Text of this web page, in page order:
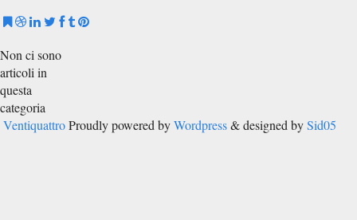
Non ci sono
articoli in
questa
categoria
Ventiquattro Proudly powered byWordpress& designed bySid05